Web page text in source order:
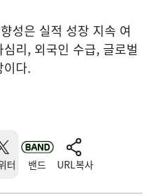
성은 실적 성장 지속 여
리, 외국인 수급, 글로벌
이다.
터 밴드 URL복사